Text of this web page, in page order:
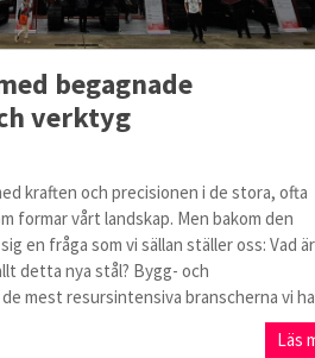
begagnade
verktyg
kraften och precisionen i de stora, ofta
formar vårt landskap. Men bakom den
en fråga som vi sällan ställer oss: Vad
detta nya stål? Bygg- och
mest resursintensiva branscherna vi
Läs